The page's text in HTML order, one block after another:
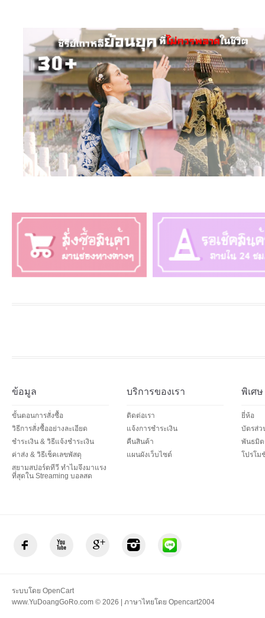
ข้อมูล
ขั้นตอนการสั่งซื้อ
วิธีการสั่งซื้ออย่างละเอียด
ชำระเงิน & วิธีแจ้งชำระเงิน
ค่าส่ง & วิธีเช็คเลขพัสดุ
สยามสปอร์ตทีวี ทำไมจึงมาแรง
ที่สุดใน Streaming บอลสด
บริการของเรา
ติดต่อเรา
แจ้งการชำระเงิน
คืนสินค้า
แผนผังเว็บไซต์
พิเศษ
ยี่ห้อ
บัตรส่ว
พันธมิต
โปรโม
ระบบโดย OpenCart
www.YuDoangGoRo.com © 2026 | ภาษาไทยโดย Opencart2004